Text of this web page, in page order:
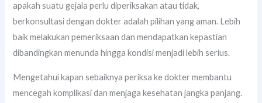
apakah suatu gejala perlu diperiksakan atau tidak,
berkonsultasi dengan dokter adalah pilihan yang aman. Lebih
baik melakukan pemeriksaan dan mendapatkan kepastian
dibandingkan menunda hingga kondisi menjadi lebih serius.
Mengetahui kapan sebaiknya periksa ke dokter membantu
mencegah komplikasi dan menjaga kesehatan jangka panjang.